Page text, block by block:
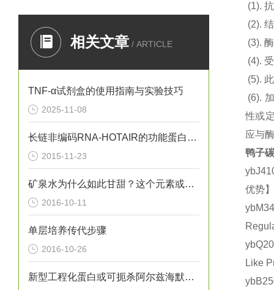
相关文章 / ARTICLE
TNF-α试剂盒的使用指南与实验技巧
2025-11-08
长链非编码RNA-HOTAIR的功能蛋白质组学的研究
2015-11-23
矿泉水为什么如此甘甜？这个元素或许给出了答案
2016-10-11
单层培养传代步骤
2016-10-26
新型工程化蛋白或可扼杀阿尔兹海默氏症
(1).
(2).
(3).
(4).
(5).
(6).
性或
应与
鸭子
优势
Like